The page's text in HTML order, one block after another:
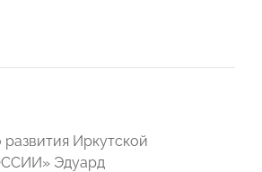
Иркутской
Эдуард